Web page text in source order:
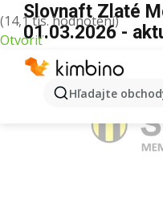
(14,1 tis. hodnotení)
Otvoriť
Hľadajte
Slovnaft Zlaté
01.03.2026 -